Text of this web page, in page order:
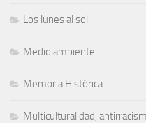
Los lunes al sol
Medio ambiente
Memoria Histórica
Multiculturalidad,